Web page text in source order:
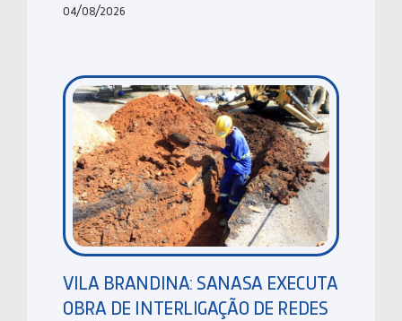
04/08/2026
VILA BRANDINA: SANASA EXECUTA
OBRA DE INTERLIGAÇÃO DE REDES